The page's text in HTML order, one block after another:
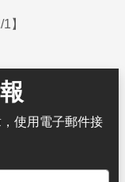
】
使用電子郵件接